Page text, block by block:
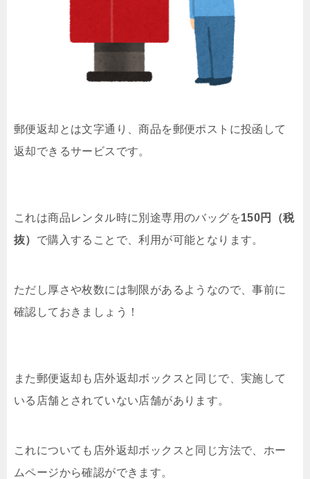
郵便返却とは文字通り、商品を郵便ポストに投函して
返却できるサービスです。
これは商品レンタル時に別途専用のバッグを150円（税
抜） で購入することで、利用が可能となります。
ただし厚さや枚数には制限があるようなので、事前に
確認しておきましょう！
また郵便返却も店外返却ボックスと同じで、実施して
いる店舗とされていない店舗があります。
これについても店外返却ボックスと同じ方法で、ホー
ムページから確認ができます。